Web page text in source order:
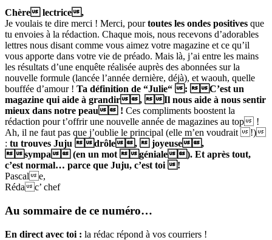
Chère lectrice,
Je voulais te dire merci ! Merci, pourtoutes les ondes positives que
tu envoies à la rédaction. Chaque mois, nous recevons d’adorables
lettres nous disant comme vous aimez votre magazine et ce qu’il
vous apporte dans votre vie de préado. Mais là, j’ai entre les mains
les résultats d’une enquête réalisée auprès des abonnées sur la
nouvelle formule (lancée l’année dernière, déjà), et waouh, quelle
bouffée d’amour ! Ta définition de “Julie“ : C’est un
magazine qui aide à grandir, Il nous aide à nous sentir
mieux dans notre peau ! Ces compliments boostent la
rédaction pour t’offrir une nouvelle année de magazines au top !
Ah, il ne faut pas que j’oublie le principal (elle m’en voudrait !)
: tu trouves Juju drôle, joyeuse,
sympa (en un mot géniale). Et après tout,
c’est normal… parce que Juju, c’est toi !
Pascale,
Rédac’ chef
Au sommaire de ce numéro…
En direct avec toi : la rédac répond à vos courriers !